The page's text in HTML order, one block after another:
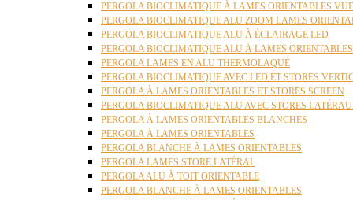
PERGOLA BIOCLIMATIQUE À LAMES ORIENTABLES
PERGOLA BIOCLIMATIQUE ALU ZOOM LAMES
PERGOLA BIOCLIMATIQUE ALU À ÉCLAIRAGE LED
PERGOLA BIOCLIMATIQUE ALU À LAMES
PERGOLA LAMES EN ALU THERMOLAQUÉ
PERGOLA BIOCLIMATIQUE AVEC LED ET STORES
PERGOLA À LAMES ORIENTABLES ET STORES SCREEN
PERGOLA BIOCLIMATIQUE ALU AVEC STORES
PERGOLA À LAMES ORIENTABLES BLANCHES
PERGOLA À LAMES ORIENTABLES
PERGOLA BLANCHE À LAMES ORIENTABLES
PERGOLA LAMES STORE LATÉRAL
PERGOLA ALU À TOIT ORIENTABLE
PERGOLA BLANCHE À LAMES ORIENTABLES